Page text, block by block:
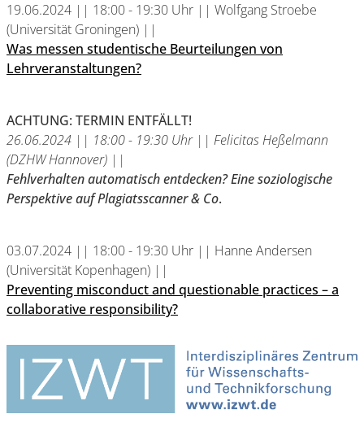
19.06.2024 || 18:00 - 19:30 Uhr || Wolfgang Stroebe
(Universität Groningen) ||
Was messen studentische Beurteilungen von
Lehrveranstaltungen?
ACHTUNG: TERMIN ENTFÄLLT!
26.06.2024 || 18:00 - 19:30 Uhr || Felicitas Heßelmann
(DZHW Hannover) ||
Fehlverhalten automatisch entdecken? Eine soziologische
Perspektive auf Plagiatsscanner & Co.
03.07.2024 || 18:00 - 19:30 Uhr || Hanne Andersen
(Universität Kopenhagen) ||
Preventing misconduct and questionable practices – a
collaborative responsibility?